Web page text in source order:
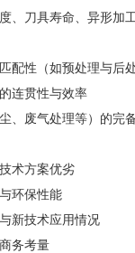
、刀具寿命、异形加
配性（如预处理与后
连贯性与效率
、废气处理等）的完
术方案优劣
环保性能
新技术应用情况
务考量